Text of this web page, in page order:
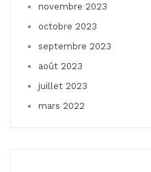
novembre 2023
octobre 2023
septembre 2023
août 2023
juillet 2023
mars 2022